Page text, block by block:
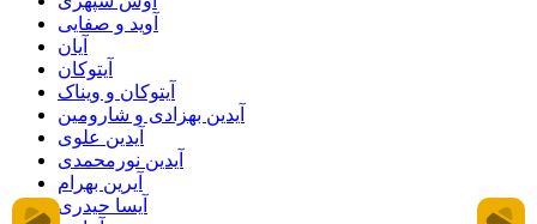
آوید و صفایی
آیان
آیتوکان
آیتوکان و ویناک
آیدین بهزادی و شارومین
آیدین علوی
آیدین نورمحمدی
آیرین بهرام
آیسا حیدری